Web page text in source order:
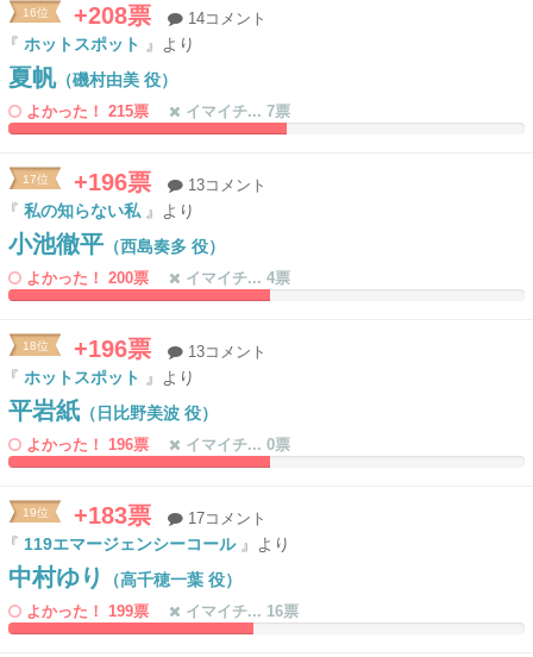
16位 +208票 14コメント
『 ホットスポット 』より
夏帆（磯村由美 役）
よかった！ 215票
イマイチ... 7票
53.886010362694% 0%
17位 +196票 13コメント
『 私の知らない私 』より
小池徹平 （西島奏多 役）
よかった！ 200票
イマイチ... 4票
50.777202072539%0%
18位 +196票 13コメント
『 ホットスポット 』より
平岩紙 （日比野美波 役）
よかった！ 196票
イマイチ... 0票
50.777202072539%0%
19位 +183票 17コメント
『 119エマージェンシーコール 』より
中村ゆり （高千穂一葉 役）
よかった！ 199票
イマイチ... 16票
47.40932642487%0%